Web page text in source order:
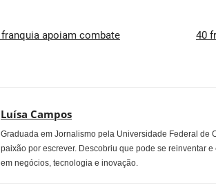
apoiam combate
40
Luísa Campos
Graduada em Jornalismo pela Universidade Federal de
paixão por escrever. Descobriu que pode se reinventar
em negócios, tecnologia e inovação.